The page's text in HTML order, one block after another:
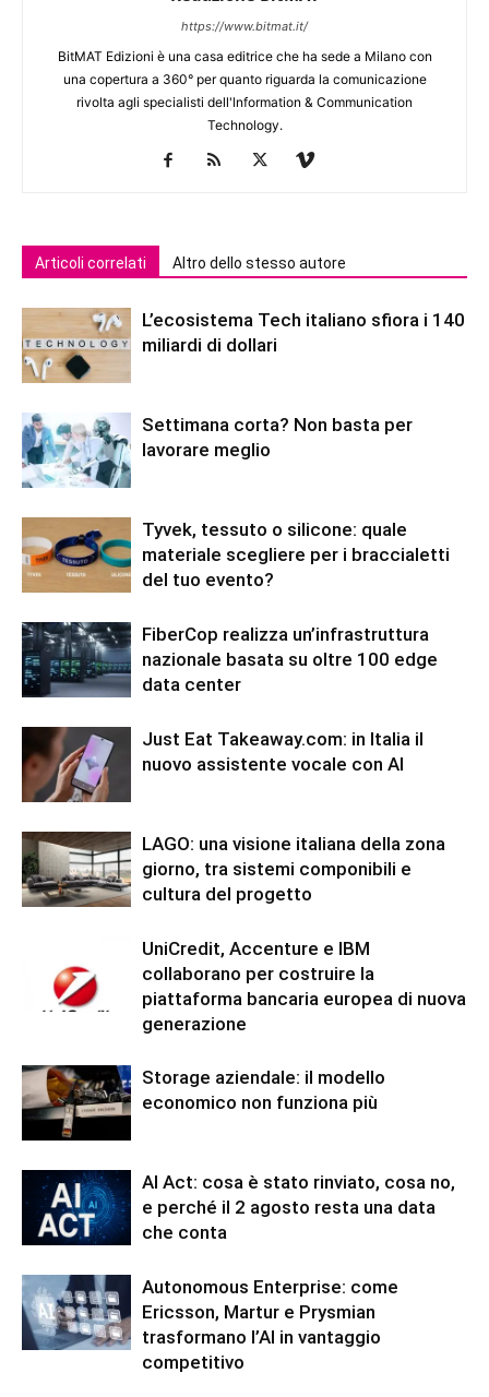
https://www.bitmat.it/
BitMAT Edizioni è una casa editrice che ha sede a Milano con
una copertura a 360° per quanto riguarda la comunicazione
rivolta agli specialisti dell'lnformation & Communication
Technology.
Articoli correlati Altro dello stesso autore
L’ecosistema Tech italiano sfiora i 140
miliardi di dollari
Settimana corta? Non basta per
lavorare meglio
Tyvek, tessuto o silicone: quale
materiale scegliere per i braccialetti
del tuo evento?
FiberCop realizza un’infrastruttura
nazionale basata su oltre 100 edge
data center
Just Eat Takeaway.com: in Italia il
nuovo assistente vocale con AI
LAGO: una visione italiana della zona
giorno, tra sistemi componibili e
cultura del progetto
UniCredit, Accenture e IBM
collaborano per costruire la
piattaforma bancaria europea di nuova
generazione
Storage aziendale: il modello
economico non funziona più
AI Act: cosa è stato rinviato, cosa no,
e perché il 2 agosto resta una data
che conta
Autonomous Enterprise: come
Ericsson, Martur e Prysmian
trasformano l’AI in vantaggio
competitivo